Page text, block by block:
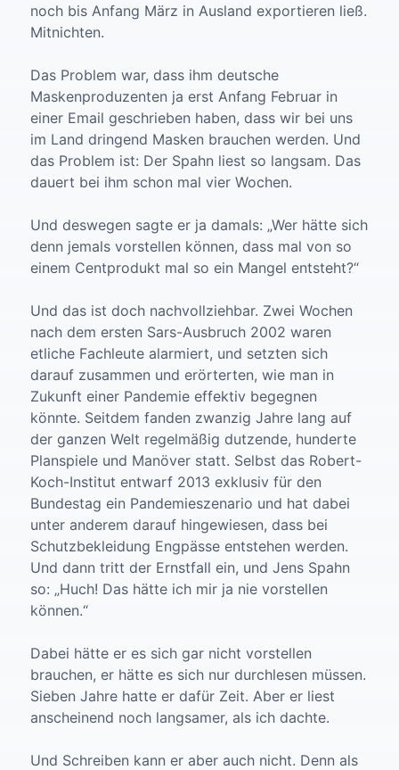
noch bis Anfang März in Ausland exportieren ließ.
Mitnichten.
Das Problem war, dass ihm deutsche
Maskenproduzenten ja erst Anfang Februar in
einer Email geschrieben haben, dass wir bei uns
im Land dringend Masken brauchen werden. Und
das Problem ist: Der Spahn liest so langsam. Das
dauert bei ihm schon mal vier Wochen.
Und deswegen sagte er ja damals: „Wer hätte sich
denn jemals vorstellen können, dass mal von so
einem Centprodukt mal so ein Mangel entsteht?“
Und das ist doch nachvollziehbar. Zwei Wochen
nach dem ersten Sars-Ausbruch 2002 waren
etliche Fachleute alarmiert, und setzten sich
darauf zusammen und erörterten, wie man in
Zukunft einer Pandemie effektiv begegnen
könnte. Seitdem fanden zwanzig Jahre lang auf
der ganzen Welt regelmäßig dutzende, hunderte
Planspiele und Manöver statt. Selbst das Robert-
Koch-Institut entwarf 2013 exklusiv für den
Bundestag ein Pandemieszenario und hat dabei
unter anderem darauf hingewiesen, dass bei
Schutzbekleidung Engpässe entstehen werden.
Und dann tritt der Ernstfall ein, und Jens Spahn
so: „Huch! Das hätte ich mir ja nie vorstellen
können.“
Dabei hätte er es sich gar nicht vorstellen
brauchen, er hätte es sich nur durchlesen müssen.
Sieben Jahre hatte er dafür Zeit. Aber er liest
anscheinend noch langsamer, als ich dachte.
Und Schreiben kann er aber auch nicht. Denn als